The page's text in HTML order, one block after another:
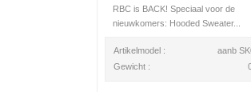
RBC is BACK! Speciaal voor de
nieuwkomers: Hooded Sweater...
Artikelmodel :
aanb
Gewicht :